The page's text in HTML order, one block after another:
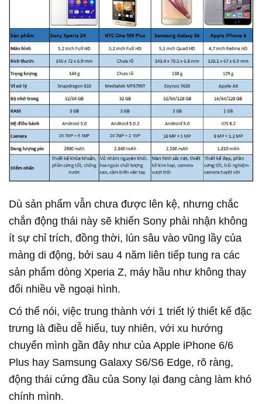
Dù sản phẩm vẫn chưa được lên kệ, nhưng chắc
chắn động thái này sẽ khiến Sony phải nhận không
ít sự chỉ trích, đồng thời, lún sâu vào vũng lầy của
mảng di động, bởi sau 4 năm liên tiếp tung ra các
sản phẩm dòng Xperia Z, máy hầu như không thay
đổi nhiều về ngoại hình.
Có thể nói, việc trung thành với 1 triết lý thiết kế đặc
trưng là điều dễ hiểu, tuy nhiên, với xu hướng
chuyển mình gần đây như của Apple iPhone 6/6
Plus hay Samsung Galaxy S6/S6 Edge, rõ ràng,
động thái cứng đầu của Sony lại đang càng làm khó
chính mình.